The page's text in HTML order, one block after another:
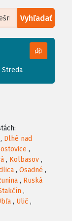
Vyhľadať
OpenStreetMap
Streda
, Dlhé nad
,
, Kolbasov ,
, Osadné ,
, Ruská
,
, Ulič ,